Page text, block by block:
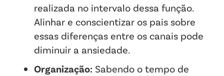
realizada no intervalo dessa função.
Alinhar e conscientizar os pais sobre
essas diferenças entre os canais pode
diminuir a ansiedade.
Organização: Sabendo o tempo de